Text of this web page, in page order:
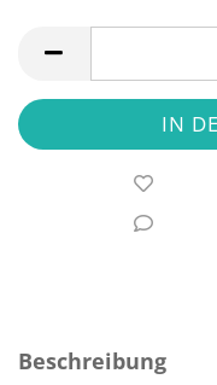
Beschreibung